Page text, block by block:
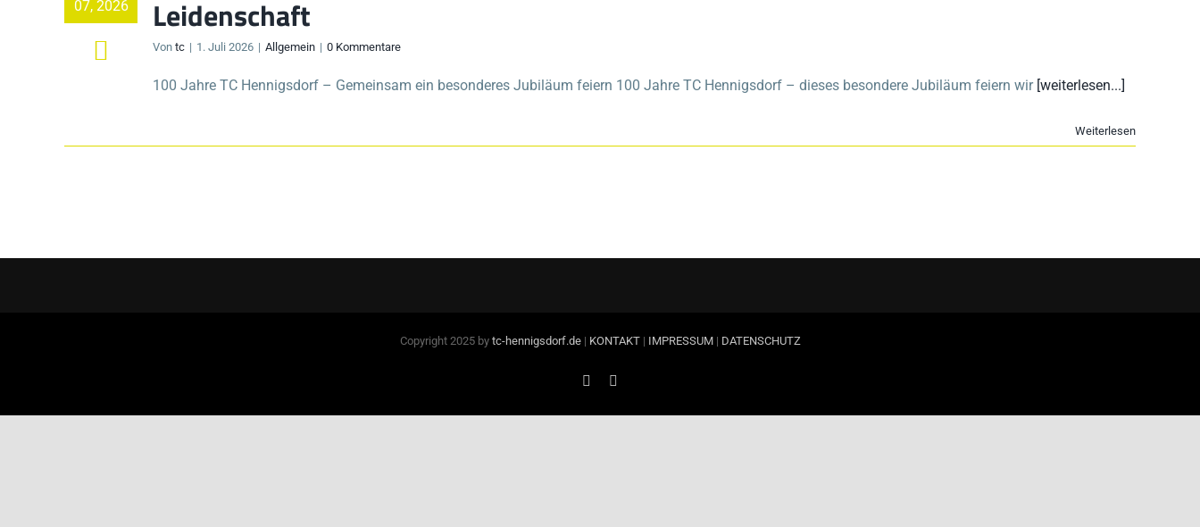
07, 2026
Leidenschaft
Von tc | 1. Juli 2026 | Allgemein | 0 Kommentare
100 Jahre TC Hennigsdorf – Gemeinsam ein besonderes Jubiläum feiern 100 Jahre TC Hennigsdorf – dieses besondere Jubiläum feiern wir [weiterlesen...]
Weiterlesen
Copyright 2025 by tc-hennigsdorf.de| KONTAKT| IMPRESSUM| DATENSCHUTZ
Facebook